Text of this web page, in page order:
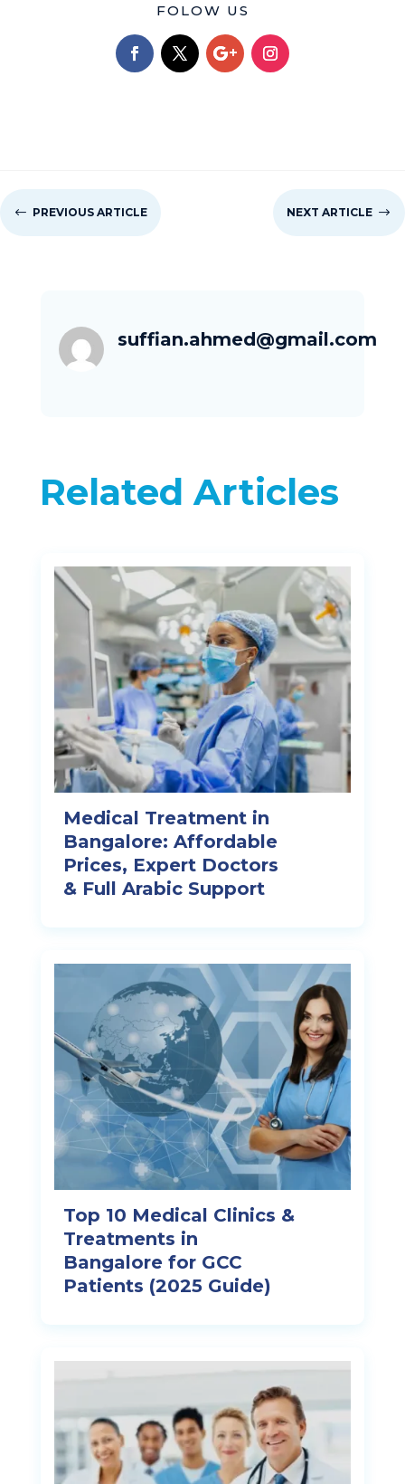
FOLOW US
# PREVIOUS ARTICLE NEXT ARTICLE $
suffian.ahmed@gmail.com
Related Articles
Medical Treatment in
Bangalore: Affordable
Prices, Expert Doctors
& Full Arabic Support
Top 10 Medical Clinics &
Treatments in
Bangalore for GCC
Patients (2025 Guide)